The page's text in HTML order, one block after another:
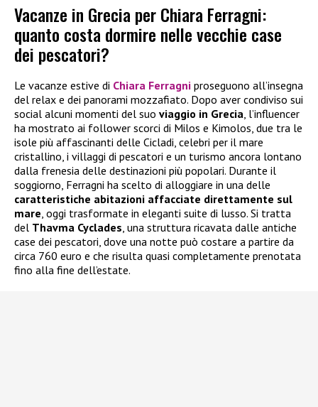
Vacanze in Grecia per Chiara Ferragni:
quanto costa dormire nelle vecchie case
dei pescatori?
Le vacanze estive di Chiara Ferragni proseguono all’insegna
del relax e dei panorami mozzafiato. Dopo aver condiviso sui
social alcuni momenti del suo viaggio in Grecia , l’influencer
ha mostrato ai follower scorci di Milos e Kimolos, due tra le
isole più affascinanti delle Cicladi, celebri per il mare
cristallino, i villaggi di pescatori e un turismo ancora lontano
dalla frenesia delle destinazioni più popolari. Durante il
soggiorno, Ferragni ha scelto di alloggiare in una delle
caratteristiche abitazioni affacciate direttamente sul
mare , oggi trasformate in eleganti suite di lusso. Si tratta
del Thavma Cyclades , una struttura ricavata dalle antiche
case dei pescatori, dove una notte può costare a partire da
circa 760 euro e che risulta quasi completamente prenotata
fino alla fine dell’estate.